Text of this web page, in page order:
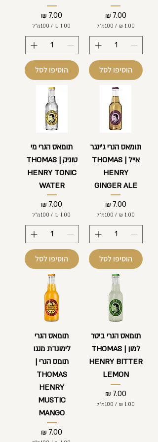
מחיר
/ 100מ"ל
0
ל
-
1
0
0
מ
ל
י
ל
ט
ר
י
ם
הוסיפו לסל
מחיר
/ 100מ"ל
0
₪
ל
-
1
0
0
מ
ל
י
ל
ט
ר
י
ם
הוסיפו לסל
תומאס הנרי ג'ינגר
אייל | THOMAS
HENRY
GINGER ALE
מחיר
/ 100מ"ל
1
0
₪
ל
0
0
מ
ל
ל
ט
ר
י
ם
הוסיפו לסל
תומאס הנרי מי
טוניק | THOMAS
HENRY TONIC
WATER
מחיר
/ 100מ"ל
1
0
₪
ל
-
1
0
0
מ
ל
ל
ט
ר
י
ם
הוסיפו לסל
תומאס הנרי ביטר
למון | THOMAS
HENRY BITTER
LEMON
מחיר
/ 100מ"ל
תומאס הנרי
לימונדת מנגו
תומס הנרי |
THOMAS
HENRY
MUSTIC
MANGO
מחיר